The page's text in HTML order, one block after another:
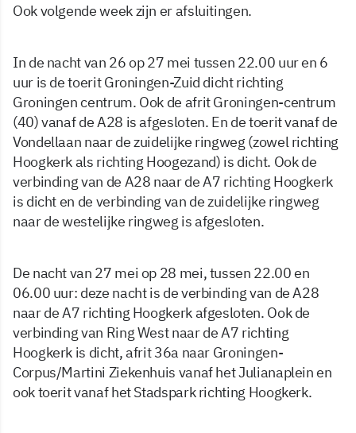
Ook volgende week zijn er afsluitingen.
In de nacht van 26 op 27 mei tussen 22.00 uur en 6
uur is de toerit Groningen-Zuid dicht richting
Groningen centrum. Ook de afrit Groningen-centrum
(40) vanaf de A28 is afgesloten. En de toerit vanaf de
Vondellaan naar de zuidelijke ringweg (zowel richting
Hoogkerk als richting Hoogezand) is dicht. Ook de
verbinding van de A28 naar de A7 richting Hoogkerk
is dicht en de verbinding van de zuidelijke ringweg
naar de westelijke ringweg is afgesloten.
De nacht van 27 mei op 28 mei, tussen 22.00 en
06.00 uur: deze nacht is de verbinding van de A28
naar de A7 richting Hoogkerk afgesloten. Ook de
verbinding van Ring West naar de A7 richting
Hoogkerk is dicht, afrit 36a naar Groningen-
Corpus/Martini Ziekenhuis vanaf het Julianaplein en
ook toerit vanaf het Stadspark richting Hoogkerk.